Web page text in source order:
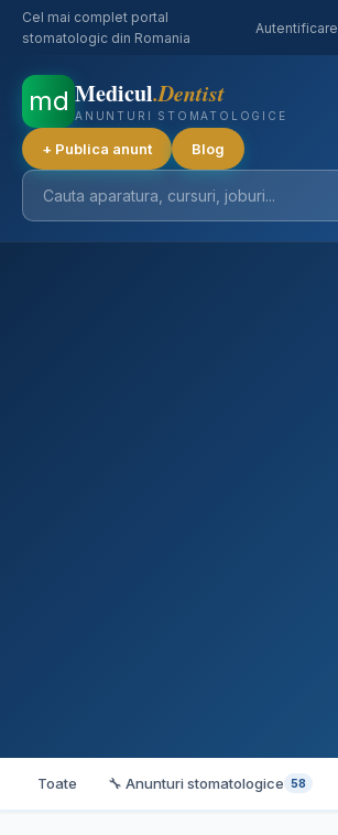
Cel mai complet portal
stomatologic din Romania
Autentificare
md Medicul.Dentist
ANUNTURI STOMATOLOGICE
+ Publica anunt Blog
Toate 🔧 Anunturi stomatologice 58